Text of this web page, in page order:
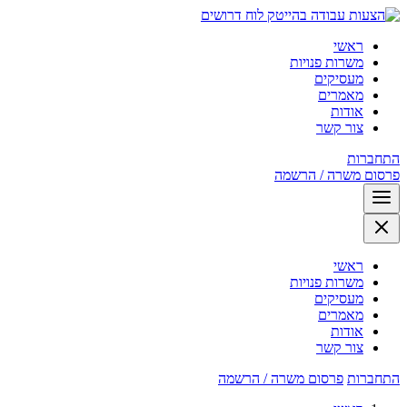
לוח דרושים
ראשי
משרות פנויות
מעסיקים
מאמרים
אודות
צור קשר
התחברות
פרסום משרה / הרשמה
ראשי
משרות פנויות
מעסיקים
מאמרים
אודות
צור קשר
התחברות פרסום משרה / הרשמה